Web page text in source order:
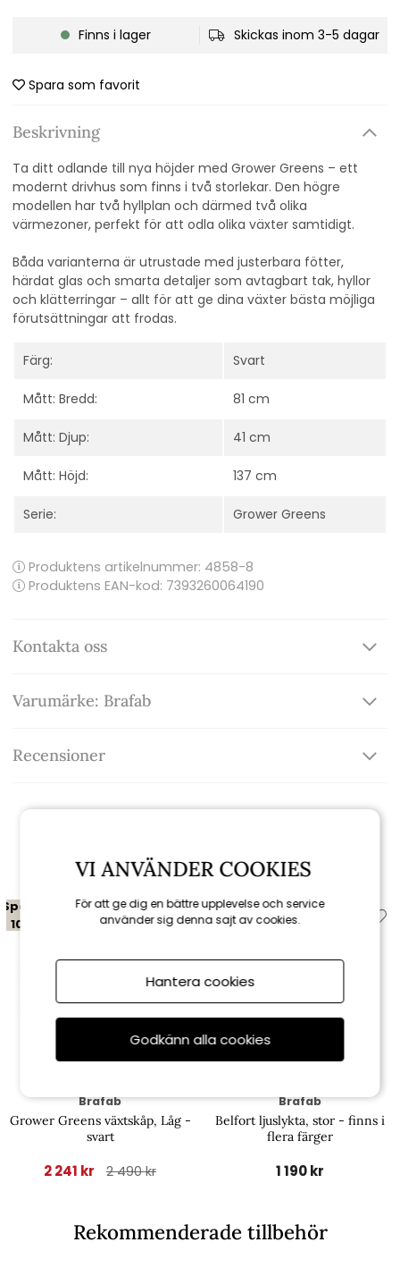
Finns i lager Skickas inom 3-5 dagar
Spara som favorit
Beskrivning
Ta ditt odlande till nya höjder med Grower Greens – ett
modernt drivhus som finns i två storlekar. Den högre
modellen har två hyllplan och därmed två olika
värmezoner, perfekt för att odla olika växter samtidigt.
Båda varianterna är utrustade med justerbara fötter,
härdat glas och smarta detaljer som avtagbart tak, hyllor
och klätterringar – allt för att ge dina växter bästa möjliga
förutsättningar att frodas.
Färg: Svart
Mått: Bredd: 81 cm
Mått: Djup: 41 cm
Mått: Höjd: 137 cm
Serie: Grower Greens
Produktens artikelnummer: 4858-8
Produktens EAN-kod: 7393260064190
Kontakta oss
Varumärke: Brafab
Recensioner
Spara
10%
Brafab
Grower Greens växtskåp, Låg -
svart
2 241 kr 2 490 kr
Brafab
Belfort ljuslykta, stor - finns i
flera färger
1 190 kr
Rekommenderade tillbehör
VI ANVÄNDER COOKIES
För att ge dig en bättre upplevelse och service
använder sig denna sajt av cookies.
Hantera cookies
Godkänn alla cookies